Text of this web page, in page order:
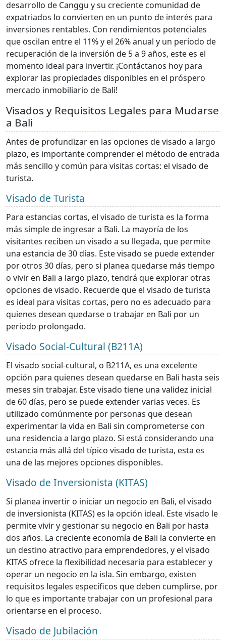
desarrollo de Canggu y su creciente comunidad de
expatriados lo convierten en un punto de interés para
inversiones rentables. Con rendimientos potenciales
que oscilan entre el 11% y el 26% anual y un período de
recuperación de la inversión de 5 a 9 años, este es el
momento ideal para invertir. ¡Contáctanos hoy para
explorar las propiedades disponibles en el próspero
mercado inmobiliario de Bali!
Visados y Requisitos Legales para Mudarse
a Bali
Antes de profundizar en las opciones de visado a largo
plazo, es importante comprender el método de entrada
más sencillo y común para visitas cortas: el visado de
turista.
Visado de Turista
Para estancias cortas, el visado de turista es la forma
más simple de ingresar a Bali. La mayoría de los
visitantes reciben un visado a su llegada, que permite
una estancia de 30 días. Este visado se puede extender
por otros 30 días, pero si planea quedarse más tiempo
o vivir en Bali a largo plazo, tendrá que explorar otras
opciones de visado. Recuerde que el visado de turista
es ideal para visitas cortas, pero no es adecuado para
quienes desean quedarse o trabajar en Bali por un
periodo prolongado.
Visado Social-Cultural (B211A)
El visado social-cultural, o B211A, es una excelente
opción para quienes desean quedarse en Bali hasta seis
meses sin trabajar. Este visado tiene una validez inicial
de 60 días, pero se puede extender varias veces. Es
utilizado comúnmente por personas que desean
experimentar la vida en Bali sin comprometerse con
una residencia a largo plazo. Si está considerando una
estancia más allá del típico visado de turista, esta es
una de las mejores opciones disponibles.
Visado de Inversionista (KITAS)
Si planea invertir o iniciar un negocio en Bali, el visado
de inversionista (KITAS) es la opción ideal. Este visado le
permite vivir y gestionar su negocio en Bali por hasta
dos años. La creciente economía de Bali la convierte en
un destino atractivo para emprendedores, y el visado
KITAS ofrece la flexibilidad necesaria para establecer y
operar un negocio en la isla. Sin embargo, existen
requisitos legales específicos que deben cumplirse, por
lo que es importante trabajar con un profesional para
orientarse en el proceso.
Visado de Jubilación